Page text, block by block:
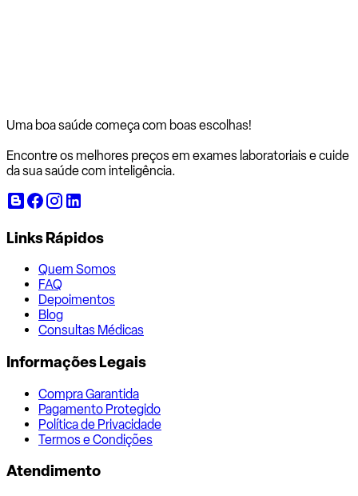
Uma boa saúde começa com boas escolhas!
Encontre os melhores preços em exames laboratoriais e cuide
da sua saúde com inteligência.
Links Rápidos
Quem Somos
FAQ
Depoimentos
Blog
Consultas Médicas
Informações Legais
Compra Garantida
Pagamento Protegido
Política de Privacidade
Termos e Condições
Atendimento